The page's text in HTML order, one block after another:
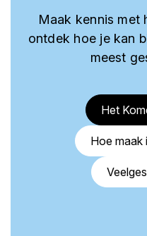
Maak kennis met
ontdek hoe je kan
meest
Het
Hoe maak